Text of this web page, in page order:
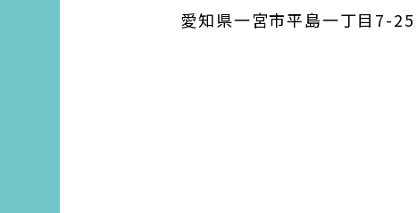
愛知県一宮市平島一丁目7-25